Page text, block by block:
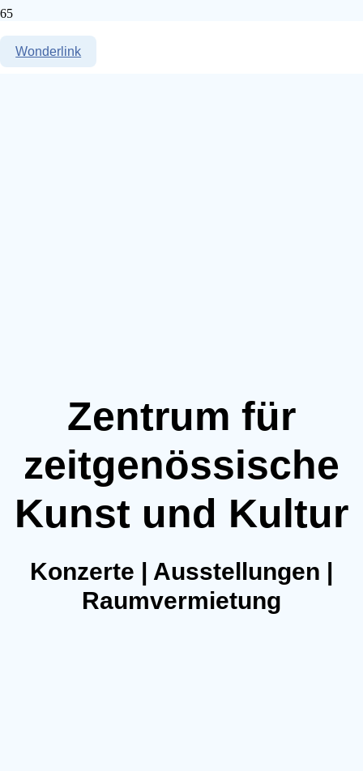
Wonderlink
Zentrum für
zeitgenössische
Kunst und Kultur
Konzerte | Ausstellungen |
Raumvermietung